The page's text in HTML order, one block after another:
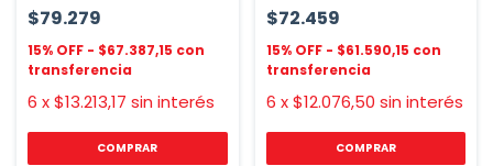
$79.279
$67.387,15
6 x$13.213,17 sin interés
COMPRAR
$72.459
$61.590,15
6 x$12.076,50 sin interés
COMPRAR